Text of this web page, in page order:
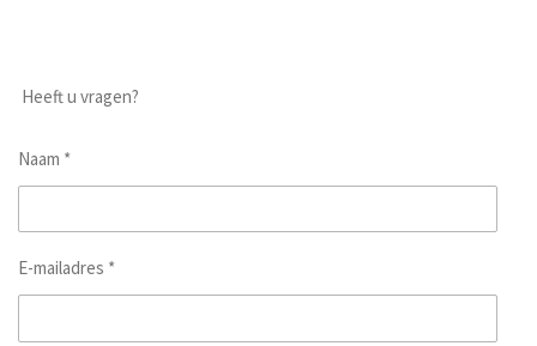
Heeft u vragen?
Naam *
E-mailadres *